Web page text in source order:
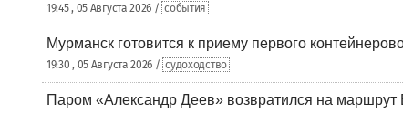
19:45 , 05 Августа 2026 / события
Мурманск готовится к приему первого
19:30 , 05 Августа 2026 / судоходство
Паром «Александр Деев» возвратился на